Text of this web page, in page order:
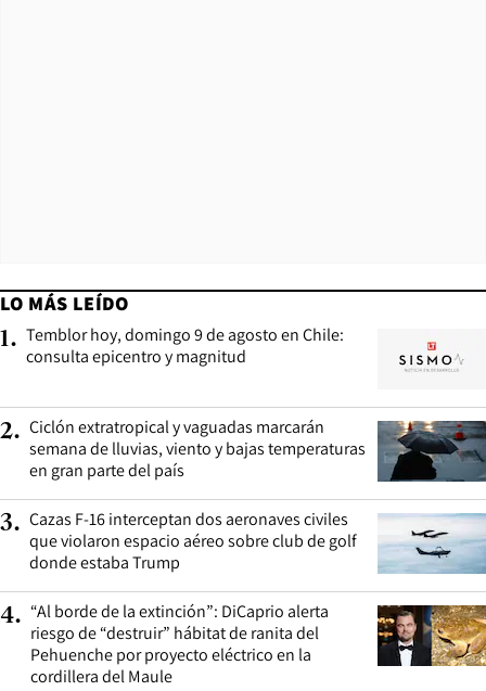
LO MÁS LEÍDO
1. Temblor hoy, domingo 9 de agosto en Chile:
consulta epicentro y magnitud
2. Ciclón extratropical y vaguadas marcarán
semana de lluvias, viento y bajas temperaturas
en gran parte del país
3. Cazas F-16 interceptan dos aeronaves civiles
que violaron espacio aéreo sobre club de golf
donde estaba Trump
4. “Al borde de la extinción”: DiCaprio alerta
riesgo de “destruir” hábitat de ranita del
Pehuenche por proyecto eléctrico en la
cordillera del Maule